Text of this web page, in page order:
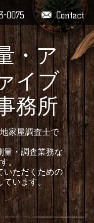
Contact
0075
・ア
イブ
務所
家屋調査士で
量・調査業務な
。
いただくための
ています。